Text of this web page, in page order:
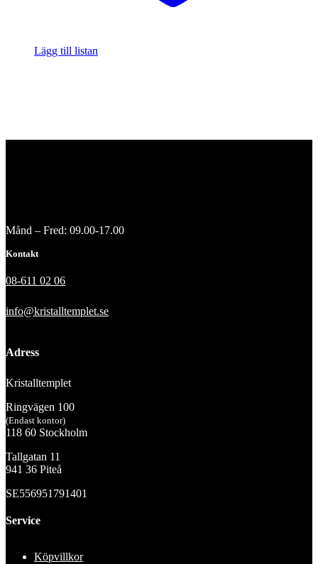
Lägg till listan
Månd – Fred: 09.00-17.00
Kontakt
08-611 02 06
info@kristalltemplet.se
Adress
Kristalltemplet
Ringvägen 100
(Endast kontor)
118 60 Stockholm
Tallgatan 11
941 36 Piteå
SE556951791401
Service
Köpvillkor